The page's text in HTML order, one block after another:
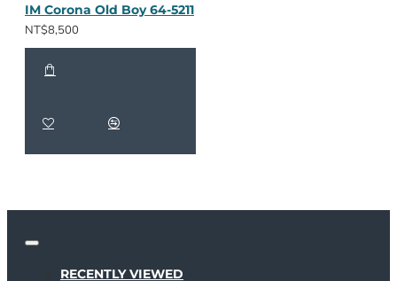
IM Corona Old Boy 64-5211
NT$8,500
RECENTLY VIEWED